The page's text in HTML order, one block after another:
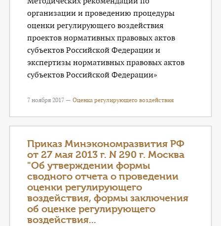
организации и проведению процедуры
оценки регулирующего воздействия
проектов нормативных правовых актов
субъектов Российской Федерации и
экспертизы нормативных правовых актов
субъектов Российской Федерации»
7 ноября 2017 — Оценка регулирующего воздействия
Приказ Минэкономразвития РФ
от 27 мая 2013 г. N 290 г. Москва
"Об утверждении формы
сводного отчета о проведении
оценки регулирующего
воздействия, формы заключения
об оценке регулирующего
воздействия...